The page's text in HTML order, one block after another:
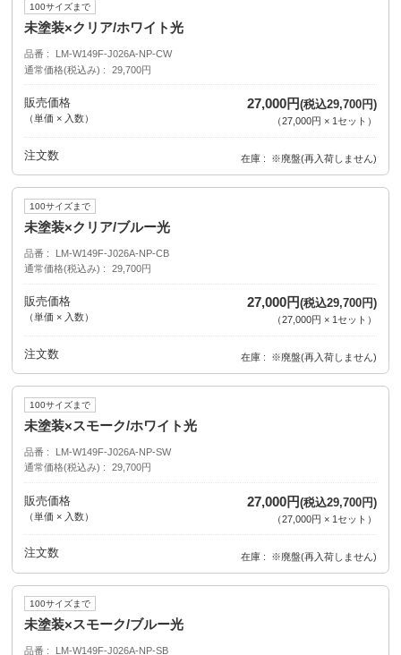
100サイズまで
未塗装×クリア/ホワイト光
品番
LM-W149F-J026A-NP-CW
通常価格(税込み)
29,700円
販売価格
（単価 × 入数）
27,000円(税込29,700円)
（27,000円 × 1セット ）
注文数 在庫 ※廃盤(再入荷しません)
100サイズまで
未塗装×クリア/ブルー光
品番
LM-W149F-J026A-NP-CB
通常価格(税込み)
29,700円
販売価格
（単価 × 入数）
27,000円(税込29,700円)
（27,000円 × 1セット ）
注文数 在庫 ※廃盤(再入荷しません)
100サイズまで
未塗装×スモーク/ホワイト光
品番
LM-W149F-J026A-NP-SW
通常価格(税込み)
29,700円
販売価格
（単価 × 入数）
27,000円(税込29,700円)
（27,000円 × 1セット ）
注文数 在庫 ※廃盤(再入荷しません)
100サイズまで
未塗装×スモーク/ブルー光
品番 LM-W149F-J026A-NP-SB